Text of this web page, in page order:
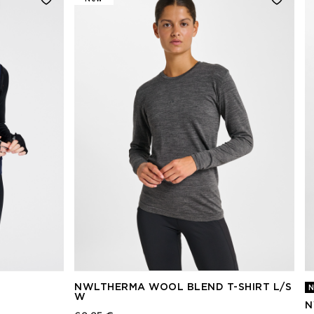
NWLTHERMA WOOL BLEND T-SHIRT L/S
W